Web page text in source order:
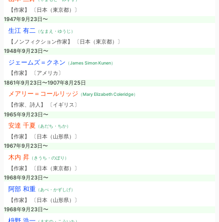
【作家】 〔日本（東京都）〕
1947年9月23日〜
生江 有二 （なまえ・ゆうじ）
【ノンフィクション作家】 〔日本（東京都）〕
1948年9月23日〜
ジェームズ＝クネン （James Simon Kunen）
【作家】 〔アメリカ〕
1861年9月23日〜1907年8月25日
メアリー＝コールリッジ （Mary Elizabeth Coleridge）
【作家、詩人】 〔イギリス〕
1965年9月23日〜
安達 千夏 （あだち・ちか）
【作家】 〔日本（山形県）〕
1967年9月23日〜
木内 昇（きうち・のぼり）
【作家】 〔日本（東京都）〕
1968年9月23日〜
阿部 和重（あべ・かずしげ）
【作家】 〔日本（山形県）〕
1968年9月23日〜
枡野 浩一